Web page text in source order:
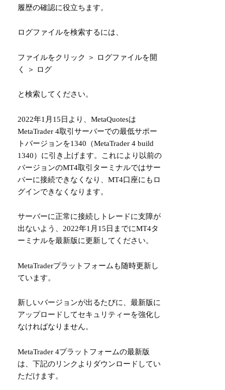
履歴の確認に役立ちます。
ログファイルを検索するには、
ファイルをクリック ＞ ログファイルを開
く ＞ ログ
と検索してください。
2022年1月15日より、MetaQuotesは
MetaTrader 4取引サーバーでの最低サポー
トバージョンを1340（MetaTrader 4 build
1340）に引き上げます。これにより以前の
バージョンのMT4取引ターミナルではサー
バーに接続できなくなり、MT4口座にもロ
グインできなくなります。
サーバーに正常に接続しトレードに支障が
出ないよう、2022年1月15日までにMT4タ
ーミナルを最新版に更新してください。
MetaTraderプラットフォームも随時更新し
ています。
新しいバージョンが出るたびに、最新版に
アップロードしてセキュリティーを強化し
なければなりません。
MetaTrader 4プラットフォームの最新版
は、下記のリンクよりダウンロードしてい
ただけます。